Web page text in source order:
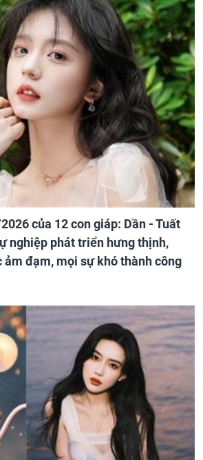
của 12 con giáp: Dần - Tuất
nghiệp phát triển hưng thịnh,
ảm đạm, mọi sự khó thành công